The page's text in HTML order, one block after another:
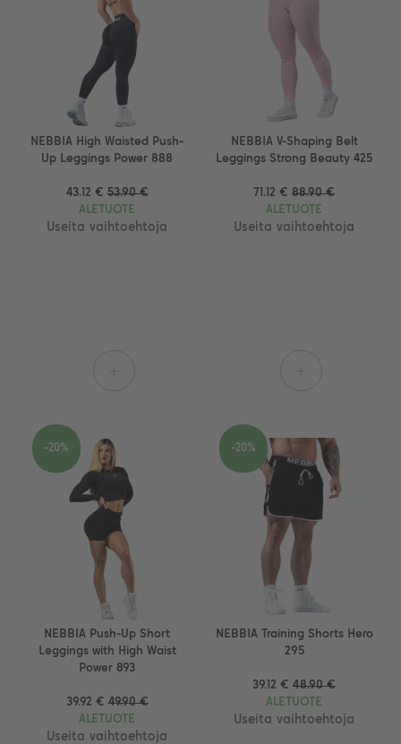
NEBBIA High Waisted Push-
Up Leggings Power 888
43.12 € 53.90 €
ALETUOTE
Useita vaihtoehtoja
NEBBIA V-Shaping Belt
Leggings Strong Beauty 425
71.12 € 88.90 €
ALETUOTE
Useita vaihtoehtoja
NEBBIA Push-Up Short
Leggings with High Waist
Power 893
39.92 € 49.90 €
ALETUOTE
Useita vaihtoehtoja
-20%
NEBBIA Training Shorts Hero
295
39.12 € 48.90 €
ALETUOTE
Useita vaihtoehtoja
-20%